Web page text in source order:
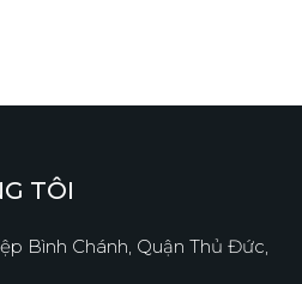
TÔI
Bình Chánh, Quận Thủ Đức,